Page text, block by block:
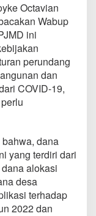
Octavian
Wabup
ini
perundang
dan
COVID-19,
dana
yang terdiri dari
alokasi
desa
terhadap
2022 dan